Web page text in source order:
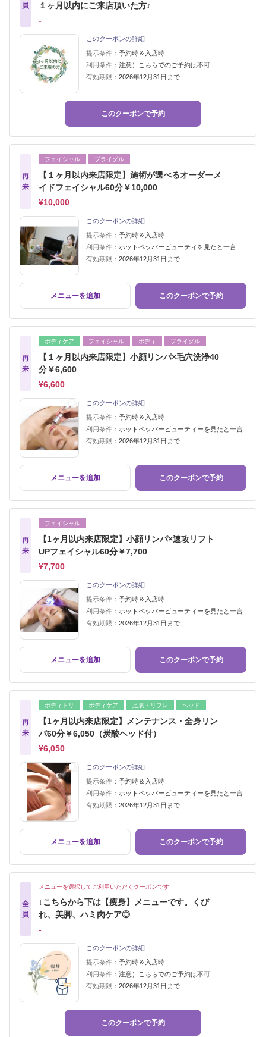
員
１ヶ月以内にご来店頂いた方♪
‐
このクーポンの詳細
提示条件： 予約時＆入店時
利用条件： 注意）こちらでのご予約は不可
有効期限： 2026年12月31日まで
このクーポンで予約
再
来
フェイシャル ブライダル
【１ヶ月以内来店限定】施術が選べるオーダーメ
イドフェイシャル60分￥10,000
¥10,000
このクーポンの詳細
提示条件： 予約時＆入店時
利用条件： ホットペッパービューティを見たと一言
有効期限： 2026年12月31日まで
メニューを追加 このクーポンで予約
再
来
ボディケア フェイシャル ボディ ブライダル
【１ヶ月以内来店限定】小顔リンパ×毛穴洗浄40
分￥6,600
¥6,600
このクーポンの詳細
提示条件： 予約時＆入店時
利用条件： ホットペッパービューティーを見たと一言
有効期限： 2026年12月31日まで
メニューを追加 このクーポンで予約
再
来
フェイシャル
【1ヶ月以内来店限定】小顔リンパ×速攻リフト
UPフェイシャル60分￥7,700
¥7,700
このクーポンの詳細
提示条件： 予約時＆入店時
利用条件： ホットペッパービューティーを見たと一言
有効期限： 2026年12月31日まで
メニューを追加 このクーポンで予約
再
来
ボディトリ ボディケア 足裏・リフレ ヘッド
【1ヶ月以内来店限定】メンテナンス・全身リン
パ60分￥6,050（炭酸ヘッド付）
¥6,050
このクーポンの詳細
提示条件： 予約時＆入店時
利用条件： ホットペッパービューティーを見たと一言
有効期限： 2026年12月31日まで
メニューを追加 このクーポンで予約
全
員
メニューを選択してご利用いただくクーポンです
↓こちらから下は【痩身】メニューです。くび
れ、美脚、ハミ肉ケア◎
‐
このクーポンの詳細
提示条件： 予約時＆入店時
利用条件： 注意）こちらでのご予約は不可
有効期限： 2026年12月31日まで
このクーポンで予約